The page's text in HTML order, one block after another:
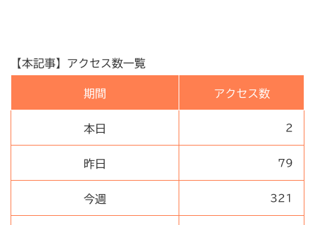
【本記事】アクセス数一覧
期間 アクセス数
本日 2
昨日 79
今週 321